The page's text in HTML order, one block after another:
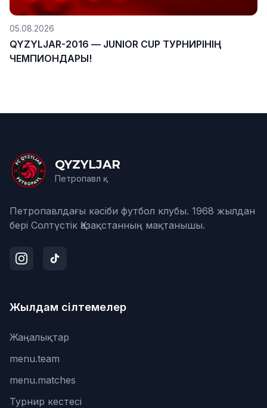
05.08.2026
QYZYLJAR-2016 — JUNIOR CUP ТУРНИРІНІҢ
ЧЕМПИОНДАРЫ!
QYZYLJAR
Петропавл қ.
Петропавлдағы кәсіби футбол клубы. 1968 жылдан
бері Солтүстік Қазақстанның мақтанышы.
Жылдам сілтемелер
Жаңалықтар
menu.team
menu.matches
Турнир кестесі